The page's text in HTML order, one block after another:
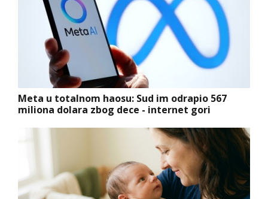
Meta u totalnom haosu: Sud im odrapio 567
miliona dolara zbog dece - internet gori